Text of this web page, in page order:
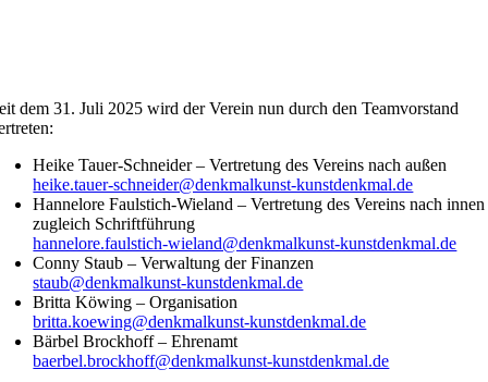
dem 31. Juli 2025 wird der Verein nun durch den Teamvorstand
Heike Tauer-Schneider – Vertretung des Vereins nach außen
heike.tauer-schneider@denkmalkunst-kunstdenkmal.de
Hannelore Faulstich-Wieland – Vertretung des Vereins nach
zugleich Schriftführung
hannelore.faulstich-wieland@denkmalkunst-kunstdenkmal.de
Conny Staub – Verwaltung der Finanzen
staub@denkmalkunst-kunstdenkmal.de
Britta Köwing – Organisation
britta.koewing@denkmalkunst-kunstdenkmal.de
Bärbel Brockhoff – Ehrenamt
baerbel.brockhoff@denkmalkunst-kunstdenkmal.de